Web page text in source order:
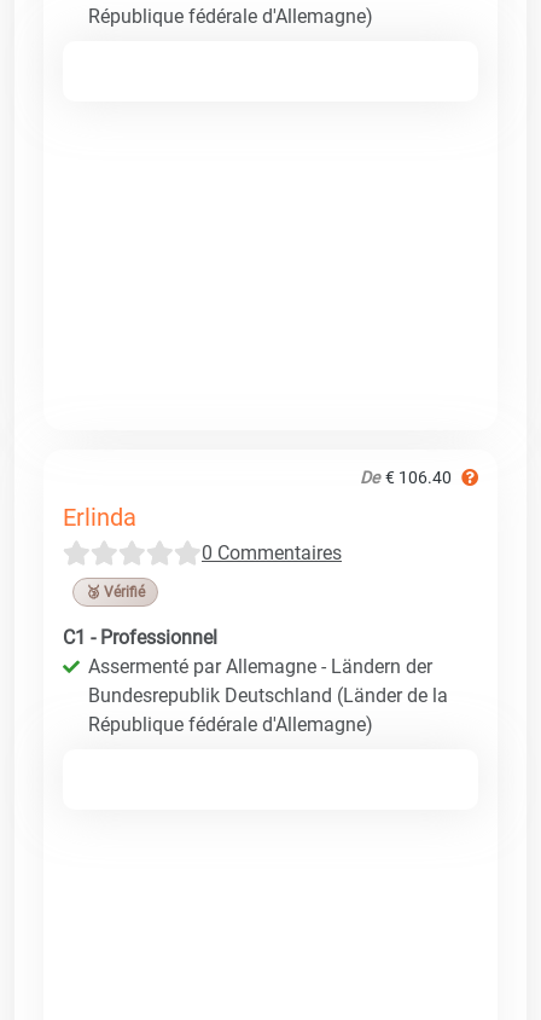
République fédérale d'Allemagne)
De € 106.40
Erlinda
0 Commentaires
🥉 Vérifié
C1 - Professionnel
Assermenté par Allemagne - Ländern der
Bundesrepublik Deutschland (Länder de la
République fédérale d'Allemagne)